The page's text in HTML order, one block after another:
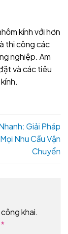
kính với hơn
thi công các
nghiệp. Am
và các tiêu
Giải Pháp
Nhu Cầu Vận
Chuyển
khai.
*